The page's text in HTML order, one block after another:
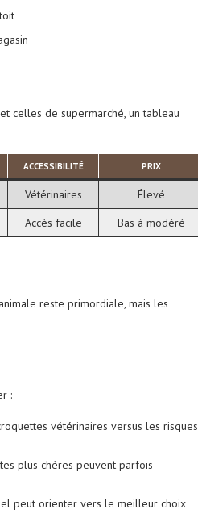
celles de supermarché, un tableau
ACCESSIBILITÉ PRIX
Vétérinaires
Élevé
Accès facile Bas à modéré
reste primordiale, mais les
:
vétérinaires versus les risques
plus chères peuvent parfois
peut orienter vers le meilleur choix